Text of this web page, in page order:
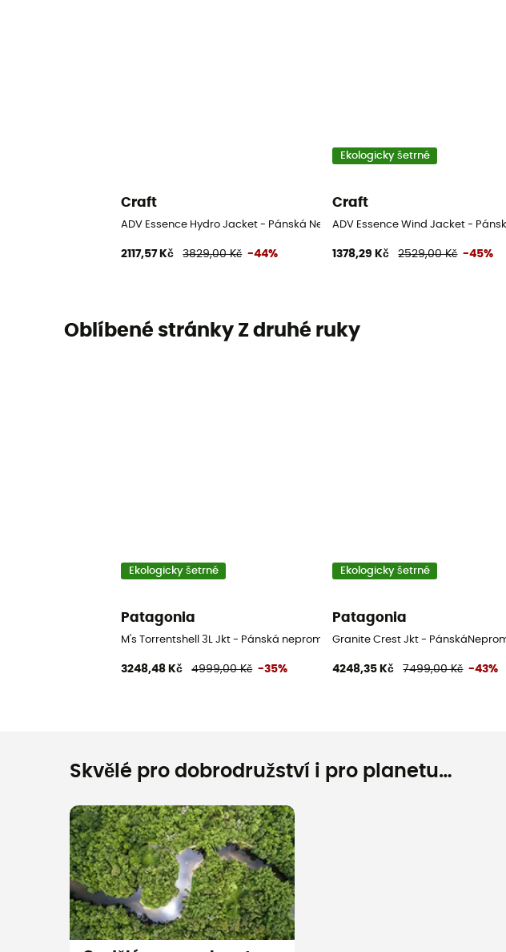
Craft
ADV Essence Hydro Jacket - Pánská Nepromokavá bunda
2117,57 Kč 3829,00 Kč -44%
Ekologicky šetrné
Craft
ADV Essence Wind Jacket -
1378,29 Kč 2529,00 Kč -45%
Oblíbené stránky Z druhé ruky
Ekologicky šetrné
Patagonia
M's Torrentshell 3L Jkt - Pánská nepromokavá bunda
3248,48 Kč 4999,00 Kč -35%
Ekologicky šetrné
Patagonia
Granite Crest Jkt -
4248,35 Kč 7499,00 Kč -43%
Skvělé pro dobrodružství i pro planetu…